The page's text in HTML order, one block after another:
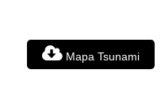
Mapa Tsunami